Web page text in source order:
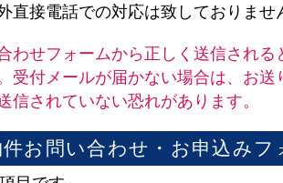
直接電話での対応は致しておりませ
わせフォームから正しく送信され
受付メールが届かない場合は、お
信されていない恐れがあります。
お問い合わせ・お申込みフ